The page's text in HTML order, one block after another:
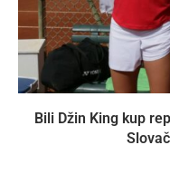
Bili Džin King kup